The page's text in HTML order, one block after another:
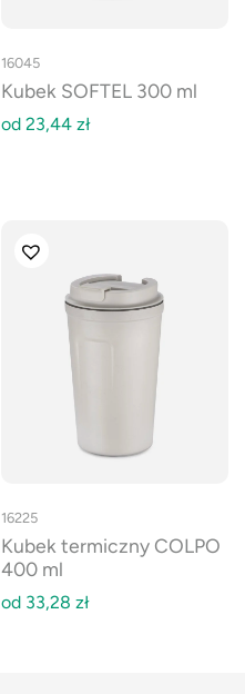
16045
Kubek SOFTEL 300 ml
od 23,44 zł
16225
Kubek termiczny COLPO
400 ml
od 33,28 zł